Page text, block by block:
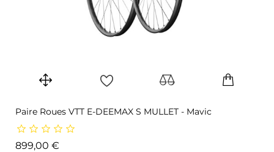
Paire Roues VTT E-DEEMAX S MULLET - Mavic
899,00 €